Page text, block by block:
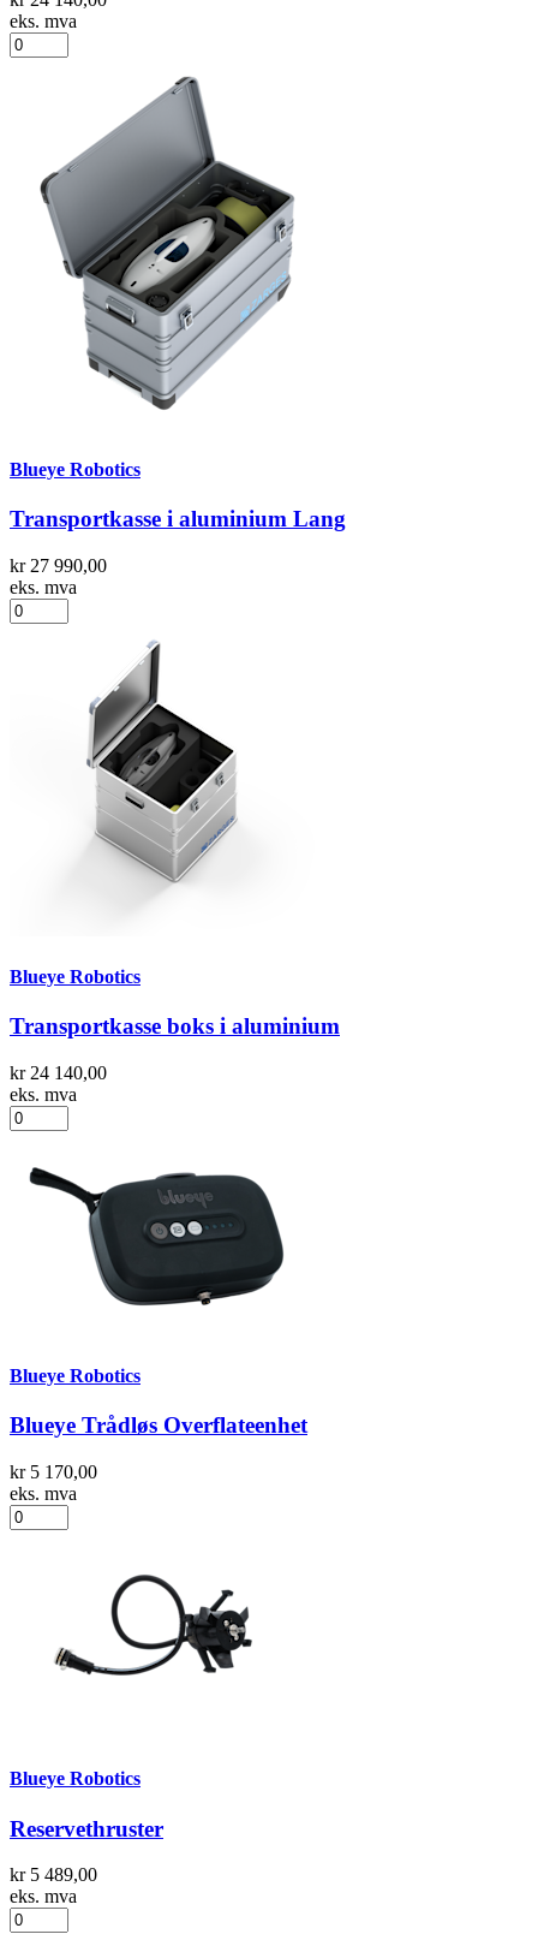
eks. mva
Blueye Robotics
Transportkasse i aluminium Lang
kr 27 990,00
eks. mva
Blueye Robotics
Transportkasse boks i aluminium
kr 24 140,00
eks. mva
Blueye Robotics
Blueye Trådløs Overflateenhet
kr 5 170,00
eks. mva
Blueye Robotics
Reservethruster
kr 5 489,00
eks. mva